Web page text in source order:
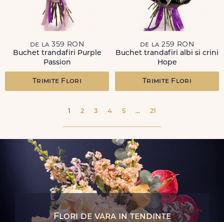
de la 359 RON
Buchet trandafiri Purple
Passion
Trimite Flori
de la 259 RON
Buchet trandafiri albi si crini
Hope
Trimite Flori
1 2 3 4 5 ... 21
Flori de vara in tendinte